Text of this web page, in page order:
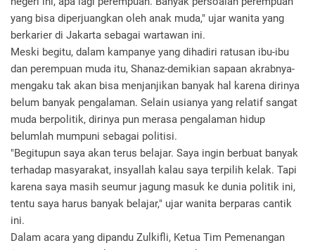
yang bisa diperjuangkan oleh anak muda," ujar wanita yang
berkarier di Jakarta sebagai wartawan ini.
Meski begitu, dalam kampanye yang dihadiri ratusan ibu-ibu
dan perempuan muda itu, Shanaz-demikian sapaan akrabnya-
mengaku tak akan bisa menjanjikan banyak hal karena dirinya
belum banyak pengalaman. Selain usianya yang relatif sangat
muda berpolitik, dirinya pun merasa pengalaman hidup
belumlah mumpuni sebagai politisi.
"Begitupun saya akan terus belajar. Saya ingin berbuat banyak
terhadap masyarakat, insyallah kalau saya terpilih kelak. Tapi
karena saya masih seumur jagung masuk ke dunia politik ini,
tentu saya harus banyak belajar," ujar wanita berparas cantik
ini.
Dalam acara yang dipandu Zulkifli, Ketua Tim Pemenangan